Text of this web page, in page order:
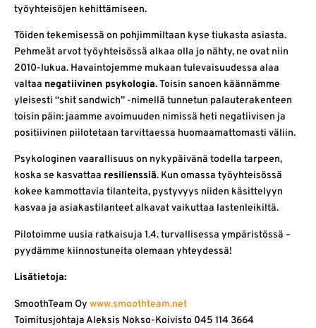
työyhteisöjen kehittämiseen.
Töiden tekemisessä on pohjimmiltaan kyse tiukasta asiasta.
Pehmeät arvot työyhteisössä alkaa olla jo nähty, ne ovat niin
2010-lukua. Havaintojemme mukaan tulevaisuudessa alaa
valtaa negatiivinen psykologia. Toisin sanoen käännämme
yleisesti “shit sandwich” -nimellä tunnetun palauterakenteen
toisin päin: jaamme avoimuuden nimissä heti negatiivisen ja
positiivinen piilotetaan tarvittaessa huomaamattomasti väliin.
Psykologinen vaarallisuus on nykypäivänä todella tarpeen,
koska se kasvattaa resilienssiä. Kun omassa työyhteisössä
kokee kammottavia tilanteita, pystyvyys niiden käsittelyyn
kasvaa ja asiakastilanteet alkavat vaikuttaa lastenleikiltä.
Pilotoimme uusia ratkaisuja 1.4. turvallisessa ympäristössä –
pyydämme kiinnostuneita olemaan yhteydessä!
Lisätietoja:
SmoothTeam Oy www.smoothteam.net
Toimitusjohtaja Aleksis Nokso-Koivisto 045 114 3664